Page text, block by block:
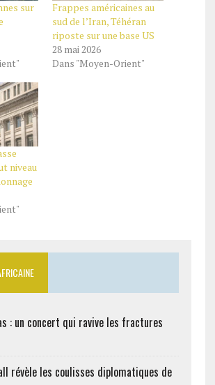
sur
Frappes américaines au
sud de l’Iran, Téhéran
riposte sur une base US
28 mai 2026
Dans "Moyen-Orient"
niveau
: un concert qui ravive les fractures
révèle les coulisses diplomatiques de